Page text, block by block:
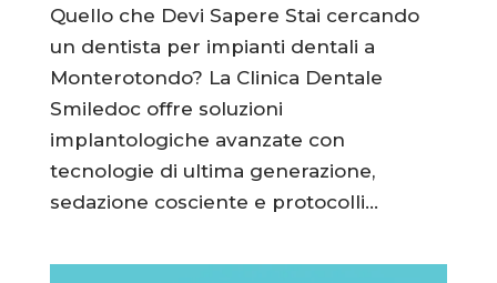
Quello che Devi Sapere Stai cercando
un dentista per impianti dentali a
Monterotondo? La Clinica Dentale
Smiledoc offre soluzioni
implantologiche avanzate con
tecnologie di ultima generazione,
sedazione cosciente e protocolli...